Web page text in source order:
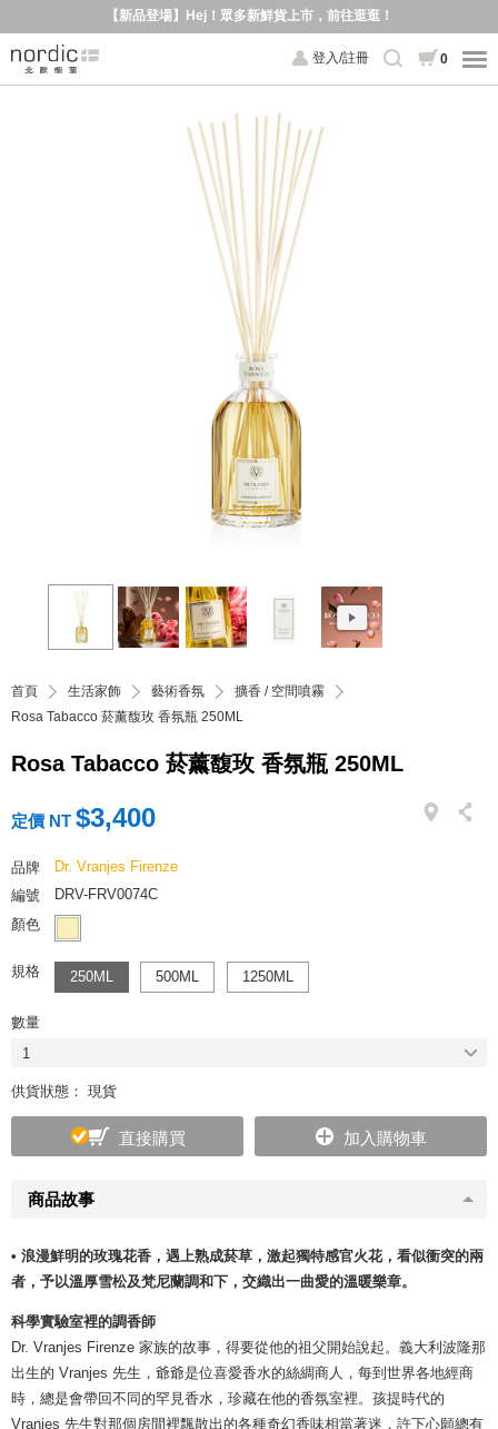
【新品登場】Hej！眾多新鮮貨上市，前往逛逛！
登入/註冊 0
首頁 生活家飾 藝術香氛
擴香 / 空間噴霧
Rosa Tabacco 菸薰馥玫 香氛瓶 250ML
Rosa Tabacco 菸薰馥玫 香氛瓶 250ML
商品故事
• 浪漫鮮明的玫瑰花香，遇上熟成菸草，激起獨特感官火花，看似衝突的兩
者，予以溫厚雪松及梵尼蘭調和下，交織出一曲愛的溫暖樂章。
科學實驗室裡的調香師
Dr. Vranjes Firenze 家族的故事，得要從他的祖父開始說起。義大利波隆那
出生的 Vranjes 先生，爺爺是位喜愛香水的絲綢商人，每到世界各地經商
時，總是會帶回不同的罕見香水，珍藏在他的香氛室裡。孩提時代的
Vranjes 先生對那個房間裡飄散出的各種奇幻香味相當著迷，許下心願總有
定價 NT $3,400
品牌
Dr. Vranjes Firenze
編號
DRV-FRV0074C
顏色
規格 250ML 500ML 1250ML
數量
1
供貨狀態： 現貨
直接購買 加入購物車